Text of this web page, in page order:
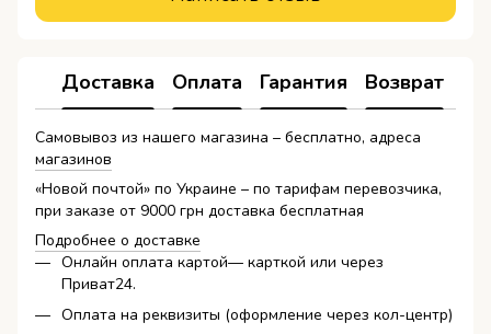
Доставка Оплата Гарантия Возврат
Самовывоз из нашего магазина – бесплатно, адреса
магазинов
«Новой почтой» по Украине – по тарифам перевозчика,
при заказе от 9000 грн доставка бесплатная
Подробнее о доставке
Онлайн оплата картой— карткой или через
Приват24.
Оплата на реквизиты (оформление через кол-центр)